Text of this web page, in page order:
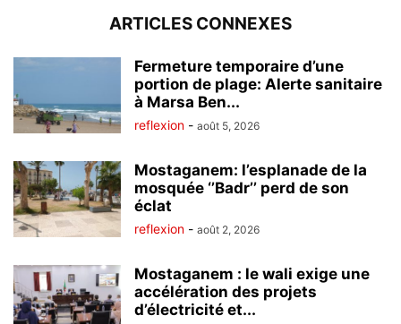
ARTICLES CONNEXES
Fermeture temporaire d’une
portion de plage: Alerte sanitaire
à Marsa Ben...
reflexion - août 5, 2026
Mostaganem: l’esplanade de la
mosquée ‘’Badr’’ perd de son
éclat
reflexion - août 2, 2026
Mostaganem : le wali exige une
accélération des projets
d’électricité et...